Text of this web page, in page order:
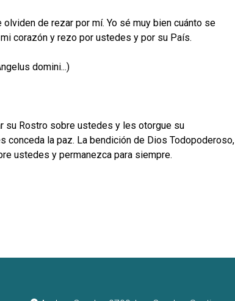
de rezar por mí. Yo sé muy bien cuánto se
corazón y rezo por ustedes y por su País.
domini...)
su Rostro sobre ustedes y les otorgue su
conceda la paz. La bendición de Dios Todopoderoso,
ustedes y permanezca para siempre.